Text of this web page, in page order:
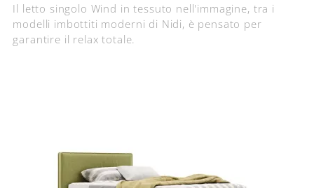
Il letto singolo Wind in tessuto nell'immagine, tra i
modelli imbottiti moderni di Nidi, è pensato per
garantire il relax totale.